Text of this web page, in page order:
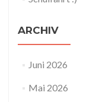
ARCHIV
Juni 2026
Mai 2026